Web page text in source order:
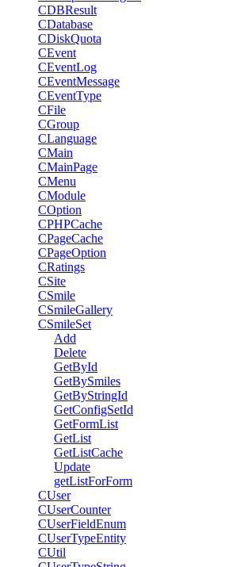
CDBResult
CDatabase
CDiskQuota
CEvent
CEventLog
CEventMessage
CEventType
CFile
CGroup
CLanguage
CMain
CMainPage
CMenu
CModule
COption
CPHPCache
CPageCache
CPageOption
CRatings
CSite
CSmile
CSmileGallery
CSmileSet
Add
Delete
GetById
GetBySmiles
GetByStringId
GetConfigSetId
GetFormList
GetList
GetListCache
Update
getListForForm
CUser
CUserCounter
CUserFieldEnum
CUserTypeEntity
CUtil